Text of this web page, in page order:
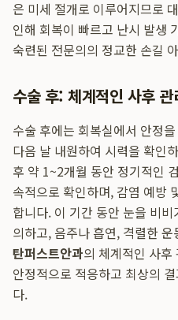
은 미세 절개로 이루어지므로
인해 회복이 빠르고 난시 발생
숙련된 전문의의 정교한 손길
수술 후: 체계적인 사후
수술 후에는 회복실에서 안정
다음 날 내원하여 시력을 확인
후 약 1~2개월 동안 정기적인
속적으로 확인하며, 감염 예방
합니다. 이 기간 동안 눈을 비
의하고, 음주나 흡연, 격렬한
탄퍼스트안과의 체계적인 사후
안정적으로 적응하고 최상의
다.